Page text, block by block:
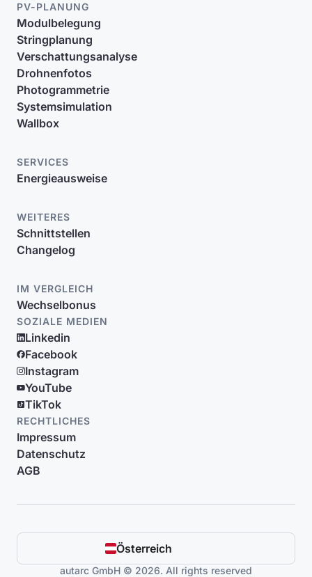
PV-PLANUNG
Modulbelegung
Stringplanung
Verschattungsanalyse
Drohnenfotos
Photogrammetrie
Systemsimulation
Wallbox
SERVICES
Energieausweise
WEITERES
Schnittstellen
Changelog
IM VERGLEICH
Wechselbonus
SOZIALE MEDIEN
Linkedin
Facebook
Instagram
YouTube
TikTok
RECHTLICHES
Impressum
Datenschutz
AGB
Österreich
autarc GmbH © 2026. All rights reserved